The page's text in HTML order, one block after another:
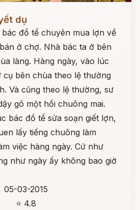
dụ
đồ tể chuyên mua lợn về
ở chợ. Nhà bác ta ở bên
làng. Hàng ngày, vào lúc
cụ bên chùa theo lệ thường
Và cũng theo lệ thường, sư
gõ một hồi chuông mai.
bác đồ tể sửa soạn giết lợn,
lấy tiếng chuông làm
việc hàng ngày. Cứ như
như ngày ấy không bao giờ
05-03-2015
⭐ 4.8